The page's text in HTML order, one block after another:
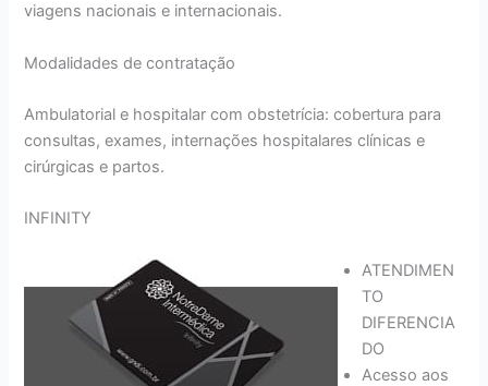
viagens nacionais e internacionais.
Modalidades de contratação
Ambulatorial e hospitalar com obstetrícia: cobertura para
consultas, exames, internações hospitalares clínicas e
cirúrgicas e partos.
INFINITY
ATENDIMEN
TO
DIFERENCIA
DO
Acesso aos